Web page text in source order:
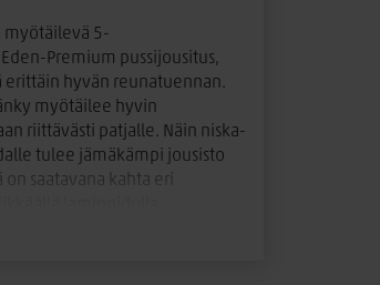
myötäilevä 5-
Premium pussijousitus,
erittäin hyvän reunatuennan.
myötäilee hyvin
riittävästi patjalle. Näin niska-
tulee jämäkämpi jousisto
saatavana kahta eri
laminoidulla
graniitti ja